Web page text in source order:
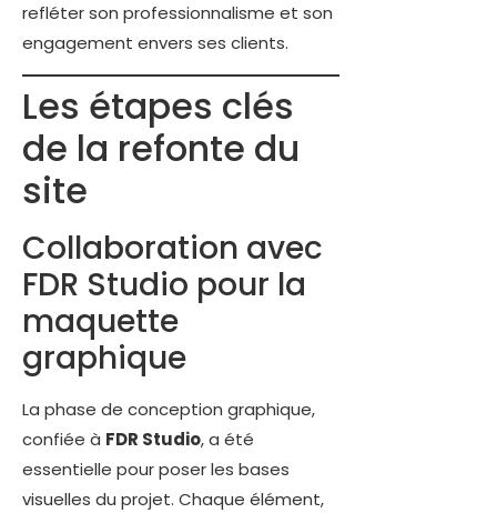
refléter son professionnalisme et son
engagement envers ses clients.
Les étapes clés
de la refonte du
site
Collaboration avec
FDR Studio pour la
maquette
graphique
La phase de conception graphique,
confiée à FDR Studio, a été
essentielle pour poser les bases
visuelles du projet. Chaque élément,